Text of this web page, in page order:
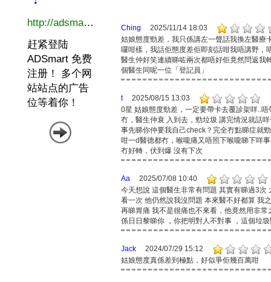
Ching
2025/11/14 18:03
姑娘態度勁差，我只係講左一聲話我換左醫療
囉咁樣，我話佢態度差佢即刻話咁我唔講野，
醫生仲好笑連續睇咗兩次都唔好佢竟然問返我
個醫生同呢一位「登記員」
t
2025/08/15 13:03
0星 姑娘態度勁差，一定要帶卡去覆診架咩..
冇，醫生仲衰 入到去，勁垃圾 講完情況就話
事先睇你仲要我自己check？完全冇點睇症就
咁一d醫德都冇，喉嚨痛又唔照下喉嚨睇下咩
冇好轉，伏到爆 沒有下次
Aa
2025/07/08 10:40
今天想說 這個醫生非常有問題 其實有睇過3
看一次 他仍然說我沒問題 本來醫不好都算 我
再睇胃痛 我不是很痛也不來看，他竟然用非
係日日黎睇你 ，你把明對人不對事 ，這個垃
Jack
2024/07/29 15:12
姑娘態度真係差到極點，好似爭佢幾百萬咁